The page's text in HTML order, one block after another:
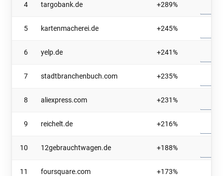
4 targobank.de +289%
5 kartenmacherei.de +245%
6 yelp.de +241%
7 stadtbranchenbuch.com +235%
8 aliexpress.com +231%
9 reichelt.de +216%
10 12gebrauchtwagen.de +188%
11 foursquare.com +173%